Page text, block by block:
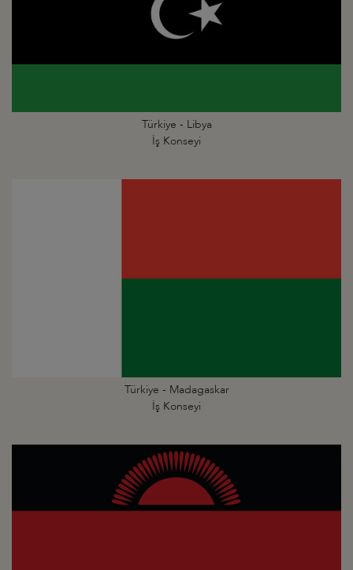
Türkiye - Libya
İş Konseyi
Türkiye - Madagaskar
İş Konseyi